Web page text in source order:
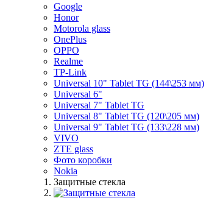
Google
Honor
Motorola glass
OnePlus
OPPO
Realme
TP-Link
Universal 10" Tablet TG (144\253 мм)
Universal 6"
Universal 7" Tablet TG
Universal 8" Tablet TG (120\205 мм)
Universal 9" Tablet TG (133\228 мм)
VIVO
ZTE glass
Фото коробки
Nokia
Защитные стекла